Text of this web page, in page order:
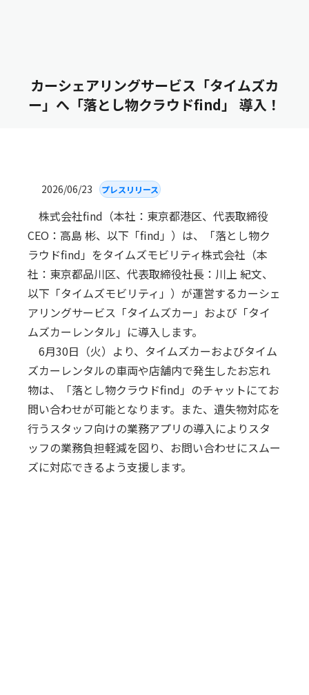
カーシェアリングサービス「タイムズカ
ー」へ「落とし物クラウドfind」 導入！
2026/06/23 プレスリリース
株式会社find（本社：東京都港区、代表取締役
CEO：高島 彬、以下「find」）は、「落とし物ク
ラウドfind」をタイムズモビリティ株式会社（本
社：東京都品川区、代表取締役社長：川上 紀文、
以下「タイムズモビリティ」）が運営するカーシェ
アリングサービス「タイムズカー」および「タイ
ムズカーレンタル」に導入します。
6月30日（火）より、タイムズカーおよびタイム
ズカーレンタルの車両や店舗内で発生したお忘れ
物は、「落とし物クラウドfind」のチャットにてお
問い合わせが可能となります。また、遺失物対応を
行うスタッフ向けの業務アプリの導入によりスタ
ッフの業務負担軽減を図り、お問い合わせにスムー
ズに対応できるよう支援します。